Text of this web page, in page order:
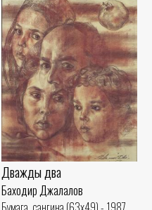
Дважды два
Баходир Джалалов